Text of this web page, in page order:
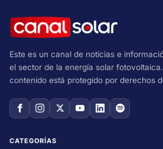
Este es un canal de noticias e
el sector de la energía solar
contenido está protegido por derechos
CATEGORÍAS